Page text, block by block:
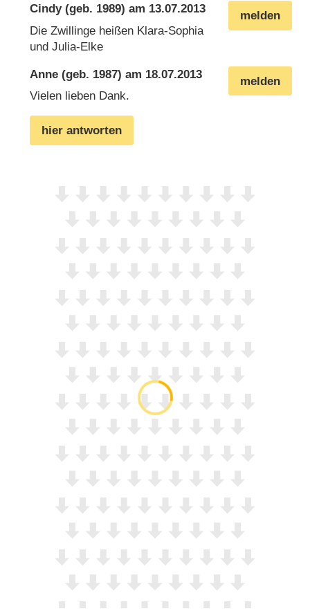
melden
Cindy(geb. 1989) am 13.07.2013
Die Zwillinge heißen Klara-Sophia
und Julia-Elke
melden
Anne (geb. 1987) am 18.07.2013
Vielen lieben Dank.
hier antworten